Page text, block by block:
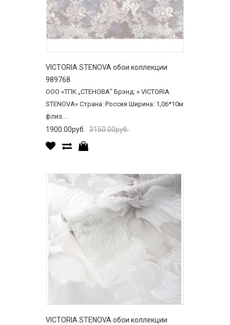
VICTORIA STENOVA обои коллекции
989768
ООО «ТПК „СТЕНОВА“ Брэнд: « VICTORIA
STENOVA» Страна: Россия Ширина: 1,06*10м
флиз...
1900.00руб. 3150.00руб.
VICTORIA STENOVA обои коллекции